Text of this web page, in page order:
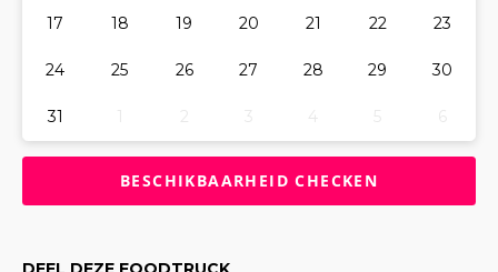
17 18 19 20 21 22 23
24 25 26 27 28 29 30
31